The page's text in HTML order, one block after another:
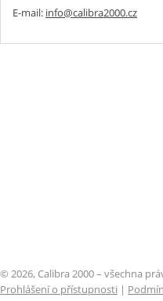
E-mail: info@calibra2000.cz
© 2026, Calibra 2000 – všechna
Prohlášení o přístupnosti |